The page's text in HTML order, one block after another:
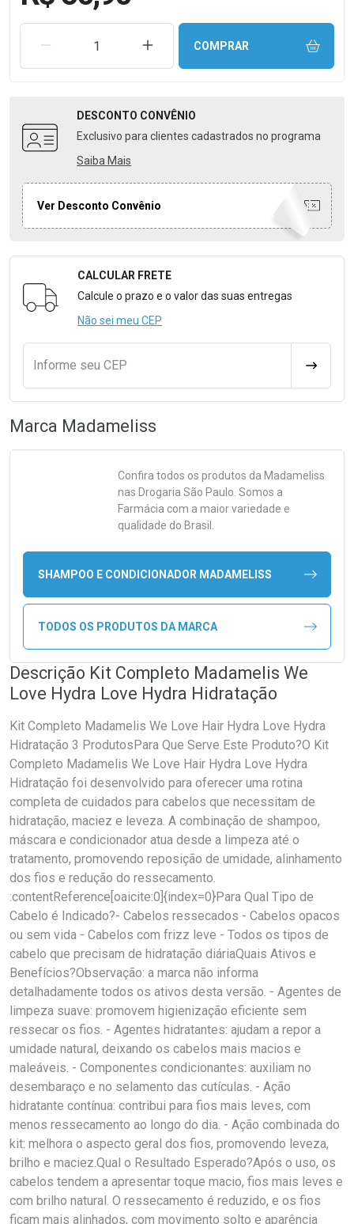
REMOVER UMA UNIDADEAUMENTAR UMA UNIDADE
COMPRAR
DESCONTO CONVÊNIO
Exclusivo para clientes cadastrados no programa
Saiba Mais
Ver Desconto Convênio
Formulário para Calcular o Frete
CALCULAR FRETE
Calcule o prazo e o valor das suas entregas
Não sei meu CEP
Informe seu CEP
Marca Madameliss
Confira todos os produtos da Madameliss
nas Drogaria São Paulo. Somos a
Farmácia com a maior variedade e
qualidade do Brasil.
SHAMPOO E CONDICIONADOR MADAMELISS
TODOS OS PRODUTOS DA MARCA
Descrição Kit Completo Madamelis We
Love Hydra Love Hydra Hidratação
Kit Completo Madamelis We Love Hair Hydra Love Hydra
Hidratação 3 ProdutosPara Que Serve Este Produto?O Kit
Completo Madamelis We Love Hair Hydra Love Hydra
Hidratação foi desenvolvido para oferecer uma rotina
completa de cuidados para cabelos que necessitam de
hidratação, maciez e leveza. A combinação de shampoo,
máscara e condicionador atua desde a limpeza até o
tratamento, promovendo reposição de umidade, alinhamento
dos fios e redução do ressecamento.
:contentReference[oaicite:0]{index=0}Para Qual Tipo de
Cabelo é Indicado?- Cabelos ressecados - Cabelos opacos
ou sem vida - Cabelos com frizz leve - Todos os tipos de
cabelo que precisam de hidratação diáriaQuais Ativos e
Benefícios?Observação: a marca não informa
detalhadamente todos os ativos desta versão. - Agentes de
limpeza suave: promovem higienização eficiente sem
ressecar os fios. - Agentes hidratantes: ajudam a repor a
umidade natural, deixando os cabelos mais macios e
maleáveis. - Componentes condicionantes: auxiliam no
desembaraço e no selamento das cutículas. - Ação
hidratante contínua: contribui para fios mais leves, com
menos ressecamento ao longo do dia. - Ação combinada do
kit: melhora o aspecto geral dos fios, promovendo leveza,
brilho e maciez.Qual o Resultado Esperado?Após o uso, os
cabelos tendem a apresentar toque macio, fios mais leves e
com brilho natural. O ressecamento é reduzido, e os fios
ficam mais alinhados, com movimento solto e aparência